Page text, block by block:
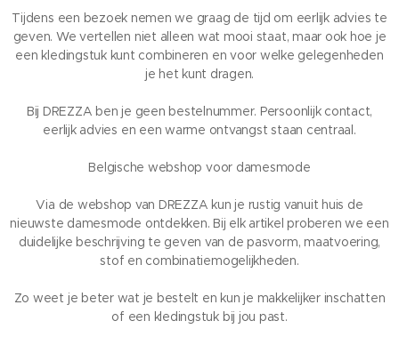
Tijdens een bezoek nemen we graag de tijd om eerlijk advies te
geven. We vertellen niet alleen wat mooi staat, maar ook hoe je
een kledingstuk kunt combineren en voor welke gelegenheden
je het kunt dragen.
Bij DREZZA ben je geen bestelnummer. Persoonlijk contact,
eerlijk advies en een warme ontvangst staan centraal.
Belgische webshop voor damesmode
Via de webshop van DREZZA kun je rustig vanuit huis de
nieuwste damesmode ontdekken. Bij elk artikel proberen we een
duidelijke beschrijving te geven van de pasvorm, maatvoering,
stof en combinatiemogelijkheden.
Zo weet je beter wat je bestelt en kun je makkelijker inschatten
of een kledingstuk bij jou past.